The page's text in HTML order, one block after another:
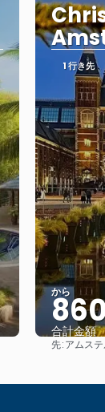
1 行き先
から
合計金額
先:アムス